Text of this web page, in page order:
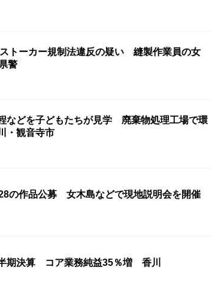
ストーカー規制法違反の疑い 縫製作業員の女
警
などを子どもたちが見学 廃棄物処理工場で環
・観音寺市
の作品公募 女木島などで現地説明会を開催
期決算 コア業務純益35％増 香川